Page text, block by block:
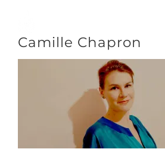
contenu
DÉCOUVRIR
VENIR
Camille Chapron